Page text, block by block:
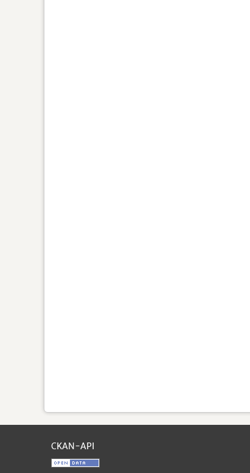
CKAN-API